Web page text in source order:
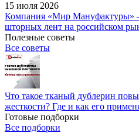
15 июля 2026
Компания «Мир
шторных лент на российском
Полезные советы
Все советы
Что такое тканый дублерин
жесткости? Где и как его
Готовые подборки
Все подборки